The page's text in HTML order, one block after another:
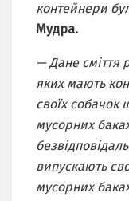
контейнери
Мудра.
— Дане сміття
яких мають
своїх собачок
мусорних
випускають
мусорних